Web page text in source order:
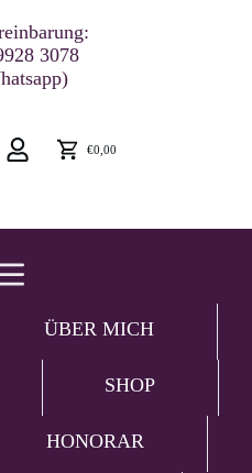
3078
€0,00
ÜBER MICH
SHOP
HONORAR